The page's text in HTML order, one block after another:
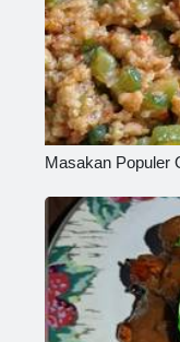
Masakan Populer